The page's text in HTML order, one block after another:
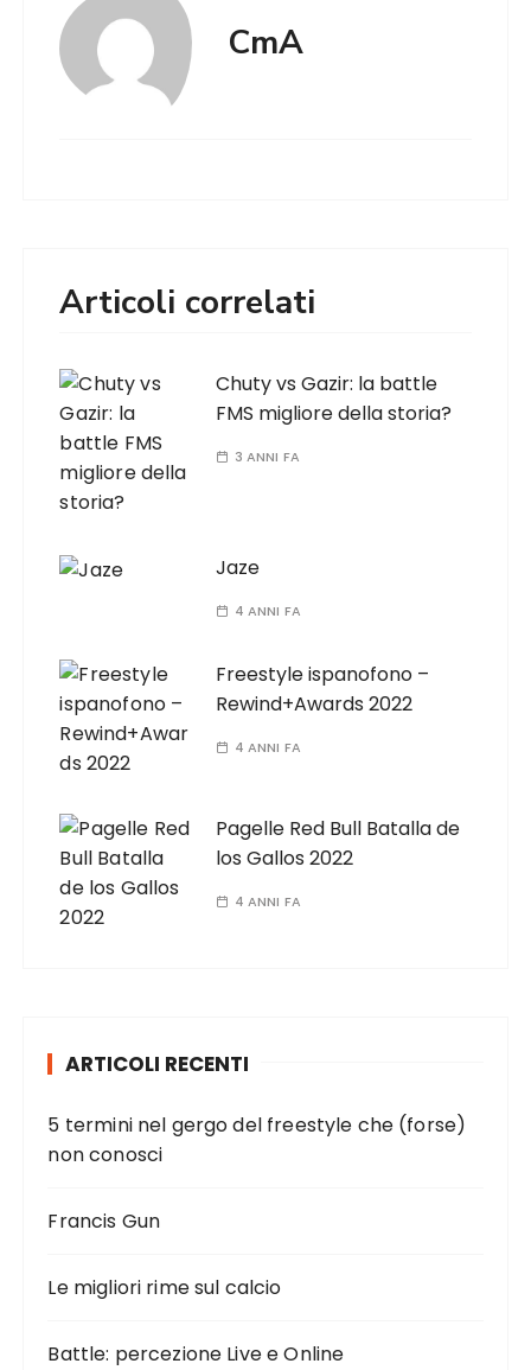
CmA
Articoli correlati
Chuty vs Gazir: la battle
FMS migliore della storia?
3 ANNI FA
Jaze
4 ANNI FA
Freestyle ispanofono –
Rewind+Awards 2022
4 ANNI FA
Pagelle Red Bull Batalla de
los Gallos 2022
4 ANNI FA
ARTICOLI RECENTI
5 termini nel gergo del freestyle che (forse)
non conosci
Francis Gun
Le migliori rime sul calcio
Battle: percezione Live e Online